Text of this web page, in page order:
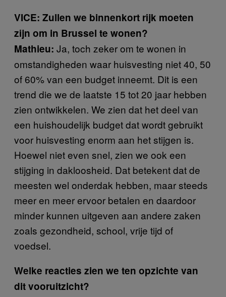
VICE: Zullen we binnenkort rijk moeten
zijn om in Brussel te wonen?
Mathieu: Ja, toch zeker om te wonen in
omstandigheden waar huisvesting niet 40, 50
of 60% van een budget inneemt. Dit is een
trend die we de laatste 15 tot 20 jaar hebben
zien ontwikkelen. We zien dat het deel van
een huishoudelijk budget dat wordt gebruikt
voor huisvesting enorm aan het stijgen is.
Hoewel niet even snel, zien we ook een
stijging in dakloosheid. Dat betekent dat de
meesten wel onderdak hebben, maar steeds
meer en meer ervoor betalen en daardoor
minder kunnen uitgeven aan andere zaken
zoals gezondheid, school, vrije tijd of
voedsel.
Welke reacties zien we ten opzichte van
dit vooruitzicht?